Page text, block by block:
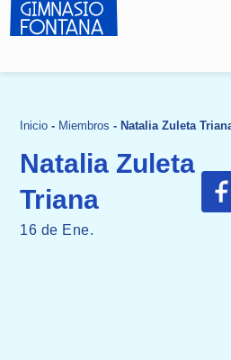
Inicio - Miembros - Natalia Zuleta
Natalia Zuleta
Triana
16 de Ene.